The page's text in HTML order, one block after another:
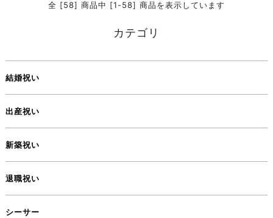
全 [58] 商品中 [1-58] 商品を表示しています
カテゴリ
結婚祝い
出産祝い
新築祝い
退職祝い
シーサー